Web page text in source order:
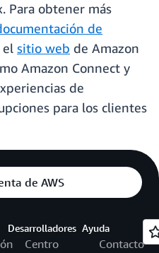
Para obtener más
de
el sitio web de Amazon
Amazon Connect y
de
para los clientes
de AWS
Desarrolladores
Centro
Ayuda
Contacto